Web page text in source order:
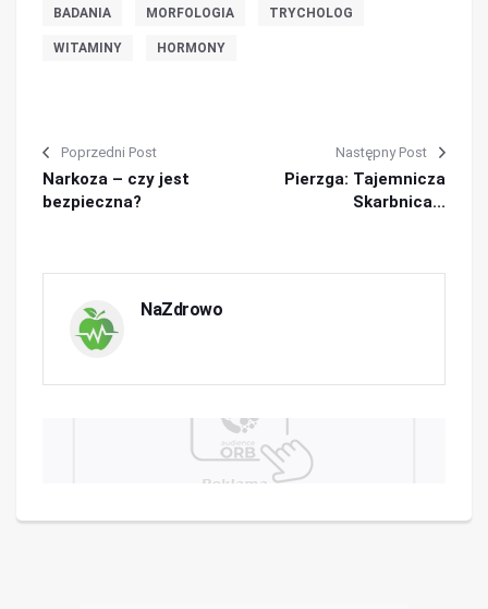
BADANIA MORFOLOGIA TRYCHOLOG
WITAMINY HORMONY
Poprzedni Post
Narkoza – czy jest
bezpieczna?
Następny Post
Pierzga: Tajemnicza
Skarbnica...
NaZdrowo